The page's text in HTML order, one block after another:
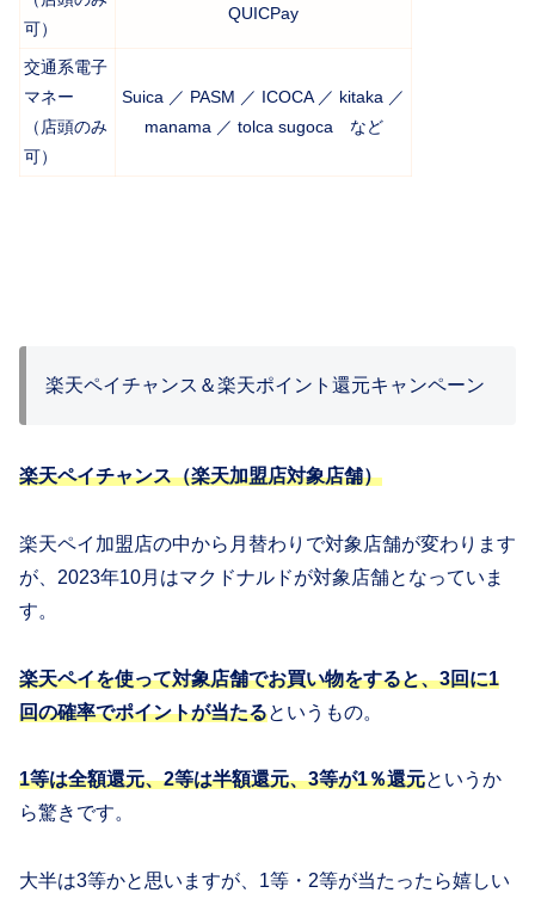
可）
QUICPay
交通系電子
マネー
（店頭のみ
可）
Suica ／ PASM ／ ICOCA ／ kitaka ／
manama ／ tolca sugoca など
楽天ペイチャンス＆楽天ポイント還元キャンペーン
楽天ペイチャンス（楽天加盟店対象店舗）
楽天ペイ加盟店の中から月替わりで対象店舗が変わります
が、2023年10月はマクドナルドが対象店舗となっていま
す。
楽天ペイを使って対象店舗でお買い物をすると、3回に1
回の確率でポイントが当たるというもの。
1等は全額還元、2等は半額還元、3等が1％還元というか
ら驚きです。
大半は3等かと思いますが、1等・2等が当たったら嬉しい